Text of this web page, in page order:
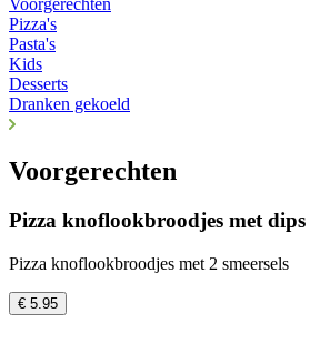
Voorgerechten
Pizza's
Pasta's
Kids
Desserts
Dranken gekoeld
Voorgerechten
Pizza knoflookbroodjes met dips
Pizza knoflookbroodjes met 2 smeersels
€ 5.95